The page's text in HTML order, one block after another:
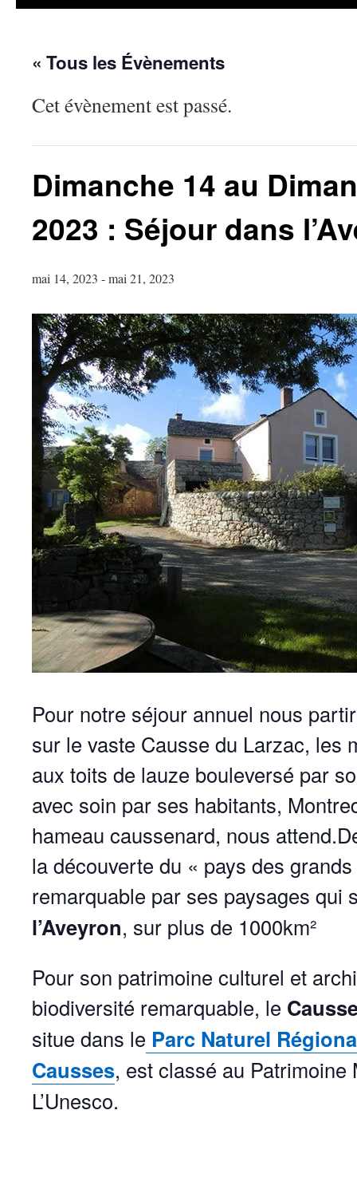
« Tous les Évènements
Cet évènement est passé.
Dimanche 14 au
2023 : Séjour dans
mai 14, 2023 -mai 21, 2023
Pour notre séjour annuel nous
sur le vaste Causse du Larzac, les
aux toits de lauze bouleversé par
avec soin par ses habitants,
hameau caussenard, nous attend.
la découverte du « pays des
remarquable par ses paysages qui
l’Aveyron, sur plus de 1000km²
Pour son patrimoine culturel et
biodiversité remarquable, le
situe dans le Parc Naturel
Causses, est classé au Patrimoine
L’Unesco.